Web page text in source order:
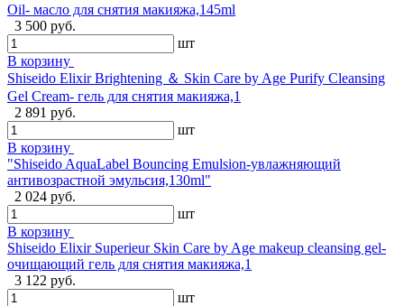
Oil- масло для снятия макияжа,145ml
3 500 руб.
шт
В корзину
Shiseido Elixir Brightening ＆ Skin Care by Age Purify Cleansing
Gel Cream- гель для снятия макияжа,1
2 891 руб.
шт
В корзину
"Shiseido AquaLabel Bouncing Emulsion-увлажняющий
антивозрастной эмульсия,130ml"
2 024 руб.
шт
В корзину
Shiseido Elixir Superieur Skin Care by Age makeup cleansing gel-
очищающий гель для снятия макияжа,1
3 122 руб.
шт